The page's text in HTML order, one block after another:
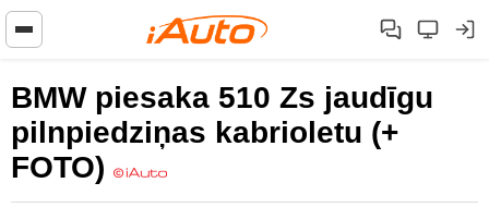
BMW piesaka 510 Zs jaudīgu
pilnpiedziņas kabrioletu (+
FOTO)